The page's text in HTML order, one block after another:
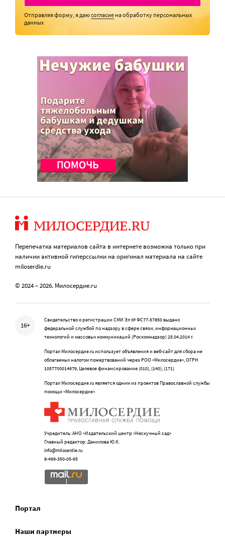
Отправляя форму, я даюсогласие на обработку персональных
данных
Перепечатка материалов сайта в интернете возможна только при
наличии активной гиперссылки на оригинал материала на сайте
miloserdie.ru
© 2024 – 2026. Милосердие.ru
16+
Свидетельство о регистрации СМИ Эл № ФС77-57850 выдано
федеральной службой по надзору в сфере связи, информационных
технологий и массовых коммуникаций (Роскомнадзор) 25.04.2014 г.
Портал Милосердие.ru использует объявления и веб-сайт для сбора не
облагаемых налогом пожертвований через РОО «Милосердие», ОГРН
1057700014679, Целевое финансирование (010), (140), (171)
Портал Милосердие.ru является одним из проектов Православной службы
помощи «Милосердие»
Учредитель: АНО «Издательский центр «Нескучный сад»
Главный редактор: Данилова Ю.К.
info@miloserdie.ru
8-499-350-05-95
Портал
Наши партнеры